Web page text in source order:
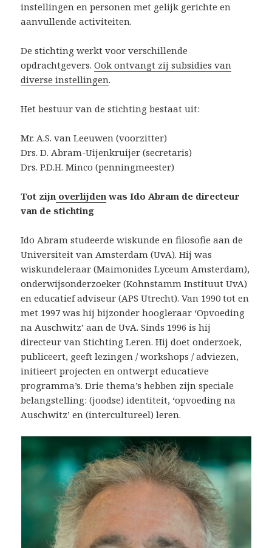
instellingen en personen met gelijk gerichte en
aanvullende activiteiten.
De stichting werkt voor verschillende
opdrachtgevers.Ook ontvangt zij subsidies van
diverse instellingen.
Het bestuur van de stichting bestaat uit:
Mr. A.S. van Leeuwen (voorzitter)
Drs. D. Abram-Uijenkruijer (secretaris)
Drs. P.D.H. Minco (penningmeester)
Tot zijn overlijden was Ido Abram de directeur
van de stichting
Ido Abram studeerde wiskunde en filosofie aan de
Universiteit van Amsterdam (UvA). Hij was
wiskundeleraar (Maimonides Lyceum Amsterdam),
onderwijsonderzoeker (Kohnstamm Instituut UvA)
en educatief adviseur (APS Utrecht). Van 1990 tot en
met 1997 was hij bijzonder hoogleraar ‘Opvoeding
na Auschwitz’ aan de UvA. Sinds 1996 is hij
directeur van Stichting Leren. Hij doet onderzoek,
publiceert, geeft lezingen / workshops / adviezen,
initieert projecten en ontwerpt educatieve
programma’s. Drie thema’s hebben zijn speciale
belangstelling: (joodse) identiteit, ‘opvoeding na
Auschwitz’ en (intercultureel) leren.